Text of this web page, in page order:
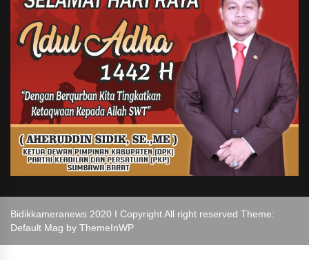
Bidikkameranews 2020 I Copyright All right reserved Theme:
Default Mag by ThemeInWP